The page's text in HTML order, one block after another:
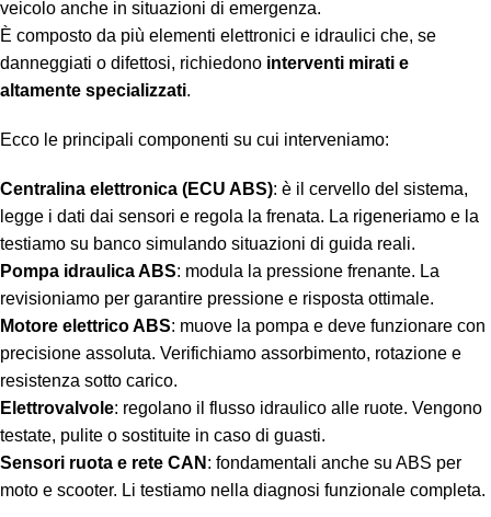
veicolo anche in situazioni di emergenza.
È composto da più elementi elettronici e idraulici che, se
danneggiati o difettosi, richiedono interventi mirati e
altamente specializzati.
Ecco le principali componenti su cui interveniamo:
Centralina elettronica (ECU ABS): è il cervello del sistema,
legge i dati dai sensori e regola la frenata. La rigeneriamo e la
testiamo su banco simulando situazioni di guida reali.
Pompa idraulica ABS: modula la pressione frenante. La
revisioniamo per garantire pressione e risposta ottimale.
Motore elettrico ABS: muove la pompa e deve funzionare con
precisione assoluta. Verifichiamo assorbimento, rotazione e
resistenza sotto carico.
Elettrovalvole: regolano il flusso idraulico alle ruote. Vengono
testate, pulite o sostituite in caso di guasti.
Sensori ruota e rete CAN : fondamentali anche su ABS per
moto e scooter. Li testiamo nella diagnosi funzionale completa.